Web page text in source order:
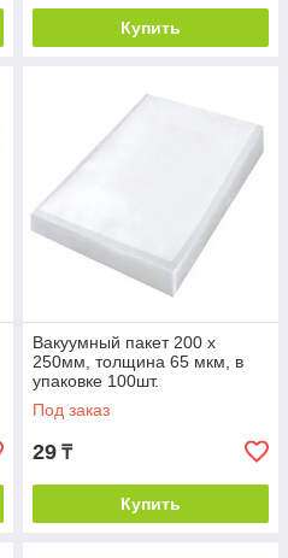
Купить
Вакуумный пакет 200 х
250мм, толщина 65 мкм, в
упаковке 100шт.
Под заказ
29 ₸
Купить